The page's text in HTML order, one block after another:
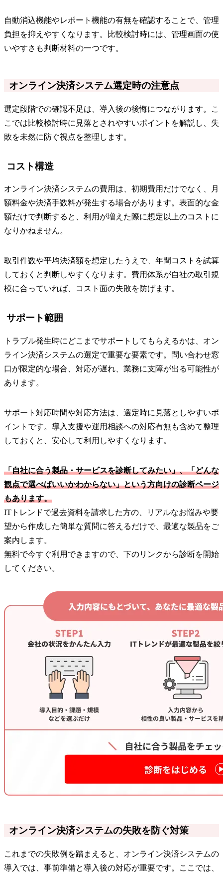
自動消込機能やレポート機能の有無を確認することで、管理
負担を抑えやすくなります。比較検討時には、管理画面の使
いやすさも判断材料の一つです。
オンライン決済システム選定時の注意点
選定段階での確認不足は、導入後の後悔につながります。こ
こでは比較検討時に見落とされやすいポイントを解説し、失
敗を未然に防ぐ視点を整理します。
コスト構造
オンライン決済システムの費用は、初期費用だけでなく、月
額料金や決済手数料が発生する場合があります。表面的な金
額だけで判断すると、利用が増えた際に想定以上のコストに
なりかねません。
取引件数や平均決済額を想定したうえで、年間コストを試算
しておくと判断しやすくなります。費用体系が自社の取引規
模に合っていれば、コスト面の失敗を防げます。
サポート範囲
トラブル発生時にどこまでサポートしてもらえるかは、オン
ライン決済システムの選定で重要な要素です。問い合わせ窓
口が限定的な場合、対応が遅れ、業務に支障が出る可能性が
あります。
サポート対応時間や対応方法は、選定時に見落としやすいポ
イントです。導入支援や運用相談への対応有無も含めて整理
しておくと、安心して利用しやすくなります。
「自社に合う製品・サービスを診断してみたい」、「どんな
観点で選べばいいかわからない」という方向けの診断ページ
もあります。
ITトレンドで過去資料を請求した方の、リアルなお悩みや要
望から作成した簡単な質問に答えるだけで、最適な製品をご
案内します。
無料で今すぐ利用できますので、下のリンクから診断を開始
してください。
オンライン決済システムの失敗を防ぐ対策
これまでの失敗例を踏まえると、オンライン決済システムの
導入では、事前準備と導入後の対応が重要です。ここでは、